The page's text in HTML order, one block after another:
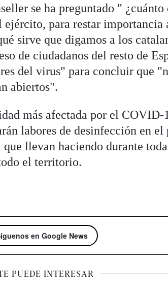
se ha preguntado " ¿cuánto
para restar importancia
sirve que digamos a los
de ciudadanos del resto de
del virus" para concluir que
abiertos".
más afectada por el
labores de desinfección en el
llevan haciendo durante toda
el territorio.
en Google News
PUEDE INTERESAR